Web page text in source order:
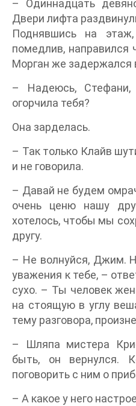
– Одиннадцать
Двери лифта
Поднявшись на
помедлив, направился
Морган же задержался
– Надеюсь,
огорчила тебя?
Она зарделась.
– Так только Клайв
и не говорила.
– Давай не будем
очень ценю нашу
хотелось, чтобы мы
другу.
– Не волнуйся, Джим.
уважения к тебе, –
сухо. – Ты человек
на стоящую в углу
тему разговора,
– Шляпа мистера
быть, он вернулся.
поговорить с ним о
– А какое у него